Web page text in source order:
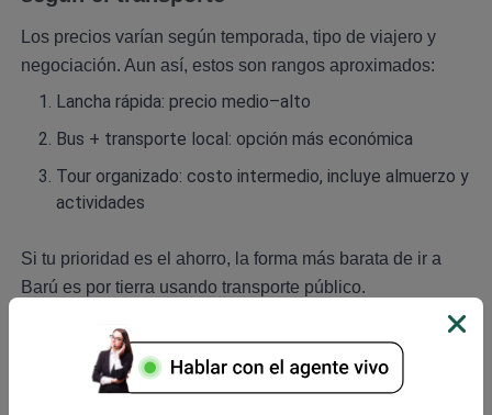
Los precios varían según temporada, tipo de viajero y
negociación. Aun así, estos son rangos aproximados:
Lancha rápida: precio medio–alto
Bus + transporte local: opción más económica
Tour organizado: costo intermedio, incluye almuerzo y
actividades
Si tu prioridad es el ahorro, la forma más barata de ir a
Barú es por tierra usando transporte público.
Cuál es la mejor forma de ir a Barú desde
Cartagena según tu presupuesto
Todo depende de cuánto quieras gastar y del tipo de